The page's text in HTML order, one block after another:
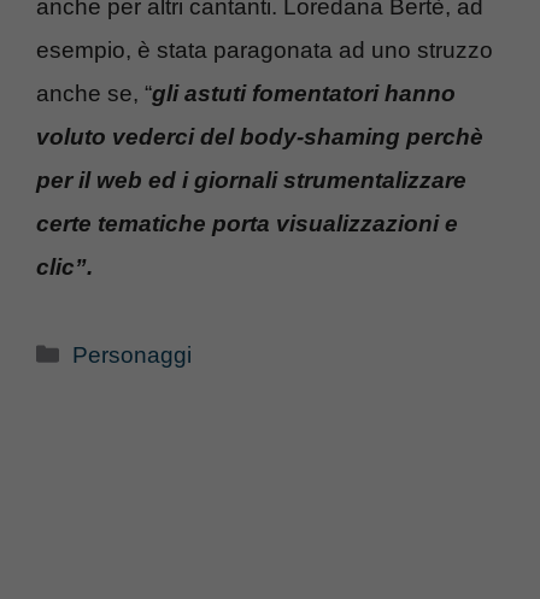
anche per altri cantanti. Loredana Bertè, ad
esempio, è stata paragonata ad uno struzzo
anche se, “gli astuti fomentatori hanno
voluto vederci del body-shaming perchè
per il web ed i giornali strumentalizzare
certe tematiche porta visualizzazioni e
clic”.
Categorie
Personaggi